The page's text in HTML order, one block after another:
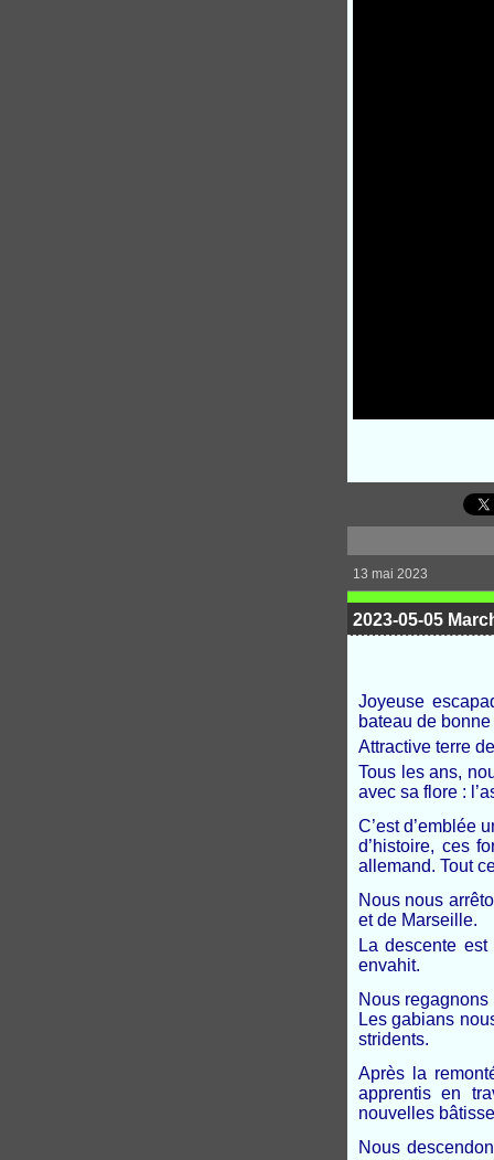
13 mai 2023
2023-05-05
Joyeuse
bateau de
Attractive terre
Tous les ans,
avec sa flore :
C’est d’emblée
d’histoire, ces
allemand. Tout
Nous nous
et de Marseille.
La descente
envahit.
Nous
Les gabians
stridents.
Après la
apprentis en
nouvelles
Nous